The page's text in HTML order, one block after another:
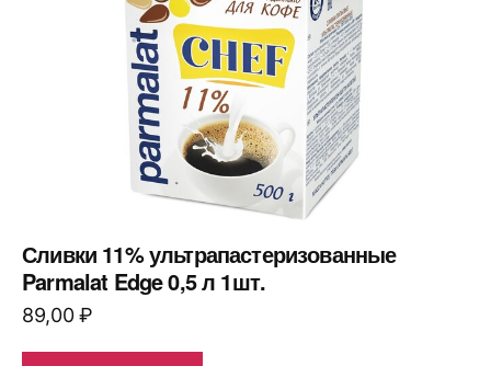
Сливки 11% ультрапастеризованные
Parmalat Edge 0,5 л 1шт.
89,00₽